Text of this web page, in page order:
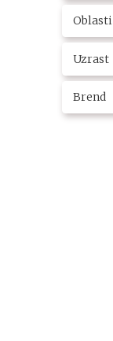
Oblasti
Uzrast
Brend